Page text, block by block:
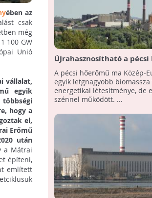
ében az
csak
még
100 GW
Unió
vállalat,
egyik
hogy a
el,
Erőmű
után
a Mátrai
építeni,
említett
ÚJrahasznosítható a
egykori mellékterméke?
A pécsi hőerőmű ma Közép-
egyik letgnagyobb
energetikai létesítménye, de
szénnel működött. ...